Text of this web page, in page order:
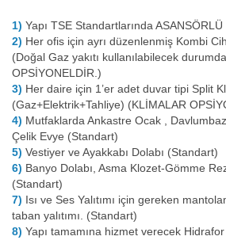
1) Yapı TSE Standartlarında ASANSÖRLÜ
2) Her ofis için ayrı düzenlenmiş Kombi
(Doğal Gaz yakıtı kullanılabilecek
OPSİYONELDİR.)
3) Her daire için 1’er adet duvar tipi Split
(Gaz+Elektrik+Tahliye) (KLİMALAR
4) Mutfaklarda Ankastre Ocak ,
Çelik Evye (Standart)
5) Vestiyer ve Ayakkabı Dolabı (Standart)
6) Banyo Dolabı, Asma Klozet-Gömme
(Standart)
7) Isı ve Ses Yalıtımı için gereken
taban yalıtımı. (Standart)
8) Yapı tamamına hizmet verecek